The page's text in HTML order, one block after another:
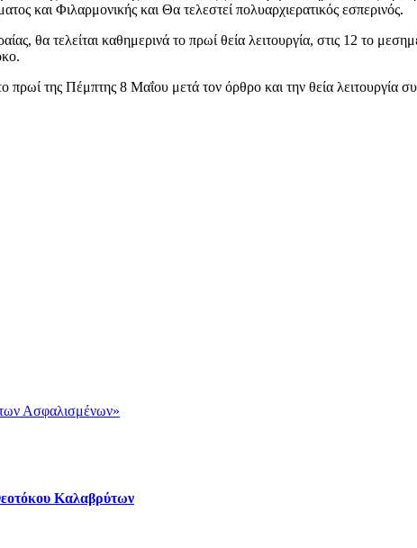
και Φιλαρμονικής και Θα τελεστεί πολυαρχιερατικός εσπερινός.
θα τελείται καθημερινά το πρωί θεία λειτουργία, στις 12 το
της Πέμπτης 8 Μαΐου μετά τον όρθρο και την θεία λειτουργία
Ασφαλισμένων»
Καλαβρύτων